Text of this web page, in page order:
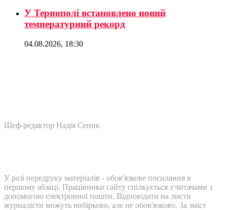
У Тернополі встановлено новий
температурний рекорд
04.08.2026, 18:30
Шеф-редактор Надія Сеник
У разі передруку матеріалів - обов'язкове посилання в
першому абзаці. Працівники сайту спілкується з читачами з
допомогою електронної пошти. Відповідати на листи
журналісти можуть вибірково, але не обов'язково. За зміст